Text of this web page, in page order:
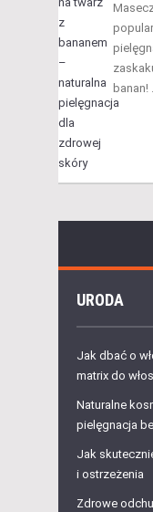
banan!
URODA
Jak dbać o
matrix do
Naturalne
pielęgnacja
Jak
i ostrzeżenia
Zdrowe